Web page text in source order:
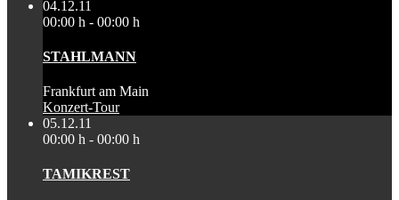
04.12.11
00:00 h - 00:00 h
STAHLMANN
Frankfurt am Main
Konzert-Tour
05.12.11
00:00 h - 00:00 h
TAMIKREST